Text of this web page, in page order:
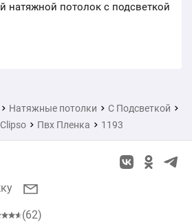
натяжной потолок с подсветкой
Натяжные потолки
С Подсветкой
Clipso Пвх Пленка 1193
(62)